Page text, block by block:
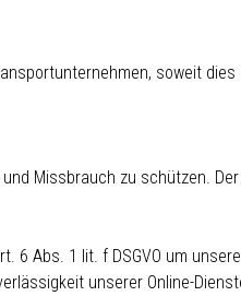
soweit
Missbrauch zu schützen.
Abs. 1 lit. f DSGVO um
unserer Online-